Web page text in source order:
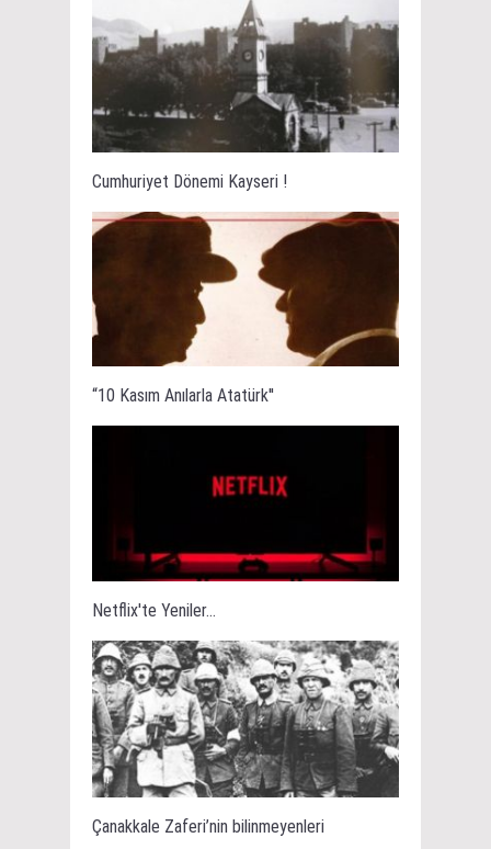
Cumhuriyet Dönemi Kayseri !
“10 Kasım Anılarla Atatürk''
Netflix'te Yeniler...
Çanakkale Zaferi’nin bilinmeyenleri